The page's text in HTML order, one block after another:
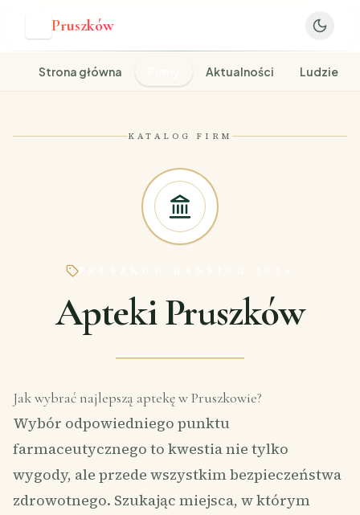
Pruszków
Strona główna Aktualności Ludzie
KATALOG FIRM
PRUSZKÓW
Apteki Pruszków
Jak wybrać najlepszą aptekę w Pruszkowie?
Wybór odpowiedniego punktu
farmaceutycznego to kwestia nie tylko
wygody, ale przede wszystkim bezpieczeństwa
zdrowotnego. Szukając miejsca, w którym